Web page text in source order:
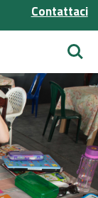
Contattaci
Cerca